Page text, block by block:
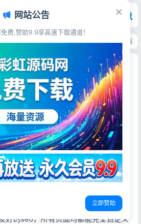
>响应式建材瓷砖网站模板 pbootcms高端卫浴品
模板 pbootcms高端卫浴品牌
读
品牌建材瓷砖类pbootcms网站模板
站源码下载pbootcms内核开发的网
建材瓷砖网站、卫浴瓷砖网站等企
以做，只需要把文字图片换成其他行
一个后台，数据即时同步，简单适
好的seo，所有页面均都能完全自定义
网站公告
费,赞助9.9享高速下载通道！
立即赞助